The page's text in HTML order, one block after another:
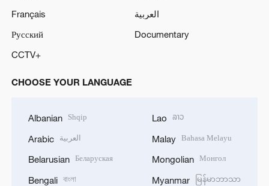
Français
العربية
Русский
Documentary
CCTV+
CHOOSE YOUR LANGUAGE
Albanian Shqip
Arabic العربية
Belarusian Беларуская
Bengali বাংলা
Lao ລາວ
Malay Bahasa Melayu
Mongolian Монгол
Myanmar မြန်မာဘာသာ